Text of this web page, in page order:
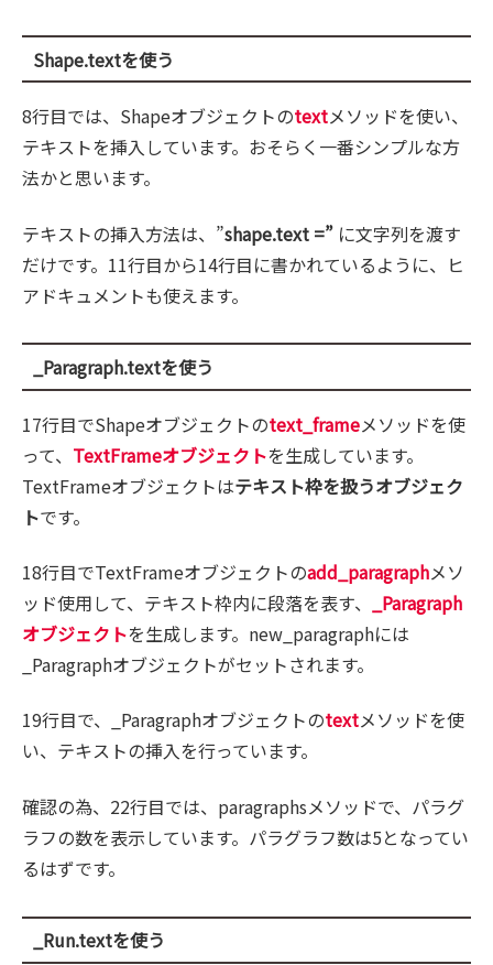
Shape.textを使う
8行目では、Shapeオブジェクトのtextメソッドを使い、
テキストを挿入しています。おそらく一番シンプルな方
法かと思います。
テキストの挿入方法は、”shape.text =” に文字列を渡す
だけです。11行目から14行目に書かれているように、ヒ
アドキュメントも使えます。
_Paragraph.textを使う
17行目でShapeオブジェクトのtext_frameメソッドを使
って、 TextFrameオブジェクトを生成しています。
TextFrameオブジェクトはテキスト枠を扱うオブジェク
トです。
18行目でTextFrameオブジェクトのadd_paragraphメソ
ッド使用して、テキスト枠内に段落を表す、
_Paragraph
オブジェクトを生成します。new_paragraphには
_Paragraphオブジェクトがセットされます。
19行目で、_Paragraphオブジェクトのtextメソッドを使
い、テキストの挿入を行っています。
確認の為、22行目では、paragraphsメソッドで、パラグ
ラフの数を表示しています。パラグラフ数は5となってい
るはずです。
_Run.textを使う